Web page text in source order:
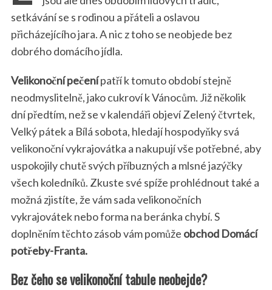
setkávání se s rodinou a přáteli a oslavou
přicházejícího jara. A nic z toho se neobjede bez
dobrého domácího jídla.
Velikonoční pečenípatří k tomuto období stejně
neodmyslitelně, jako cukroví k Vánocům. Již několik
dní předtím, než se v kalendáři objeví Zelený čtvrtek,
Velký pátek a Bílá sobota, hledají hospodyňky svá
velikonoční vykrajovátka a nakupují vše potřebné, aby
uspokojily chutě svých příbuzných a mlsné jazýčky
všech koledníků. Zkuste své spíže prohlédnout také a
možná zjistíte, že vám sada velikonočních
vykrajovátek nebo forma na beránka chybí. S
doplněním těchto zásob vám pomůže obchod Domácí
potřeby-Franta.
Bez čeho se velikonoční tabule neobejde?